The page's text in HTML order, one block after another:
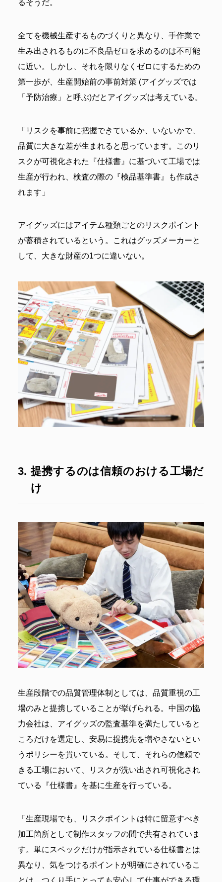
るそうだ。
全てを機械生産するものづくりと異なり、手作業で
生み出されるものに不良品ゼロを求めるのは不可能
に近い。しかし、それを限りなくゼロにするための
第一歩が、生産開始前の事前対策 (アイグッズでは
「予防治療」と呼ぶ)だとアイグッズは考えている。
「リスクを事前に把握できているか、いないかで、
品質に大きな差が生まれると思っています。このリ
スクが可視化された『仕様書』に基づいて工場では
生産が行われ、検査の際の『検品基準書』も作成さ
れます」
アイグッズにはアイテム種類ごとのリスクポイント
が蓄積されているという。これはグッズメーカーと
して、大きな財産の1つに違いない。
提携するのは信頼のおける工場だ
け
生産段階での品質管理体制としては、品質重視の工
場のみと提携していることが挙げられる。中国の協
力会社は、アイグッズの監査基準を満たしていると
ころだけを選定し、安易に提携先を増やさないとい
うポリシーを貫いている。そして、それらの信頼で
きる工場において、リスクが洗い出され可視化され
ている『仕様書』を基に生産を行っている。
「生産現場でも、リスクポイントは特に留意すべき
加工箇所として制作スタッフの間で共有されていま
す。単にスペックだけが指示されている仕様書とは
異なり、気をつけるポイントが明確にされているこ